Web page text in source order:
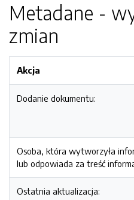
Metadane -
zmian
Akcja
Dodanie dokumentu:
Osoba, która wytworzyła
lub odpowiada za treść
Ostatnia aktualizacja: